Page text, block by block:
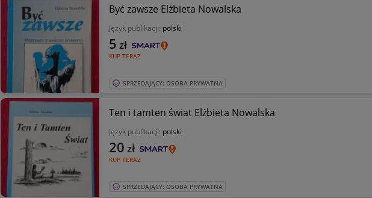
Być zawsze Elżbieta Nowalska
Język publikacji: polski
KUP TERAZ
5 zł
SPRZEDAJĄCY: OSOBA PRYWATNA
Ten i tamten świat Elżbieta Nowalska
Język publikacji: polski
KUP TERAZ
20 zł
SPRZEDAJĄCY: OSOBA PRYWATNA